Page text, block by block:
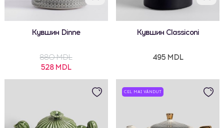
Кувшин Dinne
880 MDL
528 MDL
Кувшин Classiconi
495 MDL
CEL MAI VÂNDUT